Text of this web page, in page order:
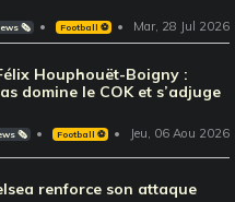
🗞️ Football ⚽️ Mar, 28 Jul 2026
Houphouët-Boigny :
domine le COK et s’adjuge
🗞️ Football ⚽️ Jeu, 06 Aou 2026
renforce son attaque